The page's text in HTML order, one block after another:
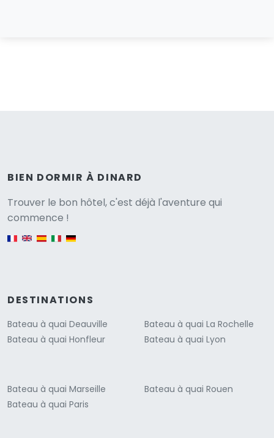
BIEN DORMIR À DINARD
Trouver le bon hôtel, c'est déjà l'aventure qui
commence !
DESTINATIONS
Bateau à quai Deauville
Bateau à quai Honfleur
Bateau à quai La Rochelle
Bateau à quai Lyon
Bateau à quai Marseille
Bateau à quai Paris
Bateau à quai Rouen